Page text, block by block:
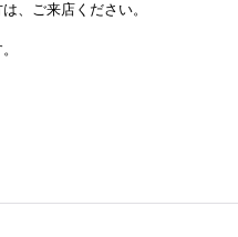
、ご来店ください。